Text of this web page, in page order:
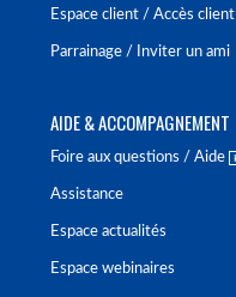
Espace client / Accès client
Parrainage / Inviter un ami
AIDE & ACCOMPAGNEMENT
Foire aux questions / Aide
Assistance
Espace actualités
Espace webinaires